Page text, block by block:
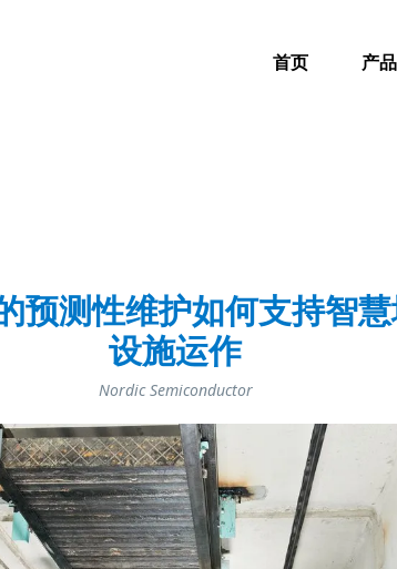
首页 产品
预测性维护如何支持智
设施运作
Nordic Semiconductor